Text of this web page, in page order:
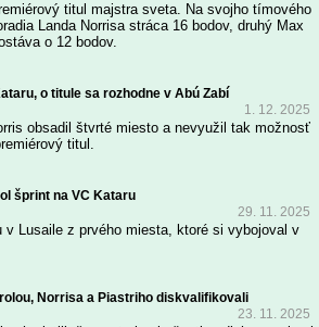
titul majstra sveta. Na svojho tímového
Landa Norrisa stráca 16 bodov, druhý Max
o 12 bodov.
o titule sa rozhodne v Abú Zabí
1. 12. 2025
obsadil štvrté miesto a nevyužil tak možnosť
titul.
šprint na VC Kataru
29. 11. 2025
v Lusaile z prvého miesta, ktoré si vybojoval v
Norrisa a Piastriho diskvalifikovali
23. 11. 2025